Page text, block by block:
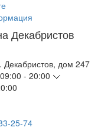
Декабристов
Декабристов, дом 247
09:00 - 20:00
25-74